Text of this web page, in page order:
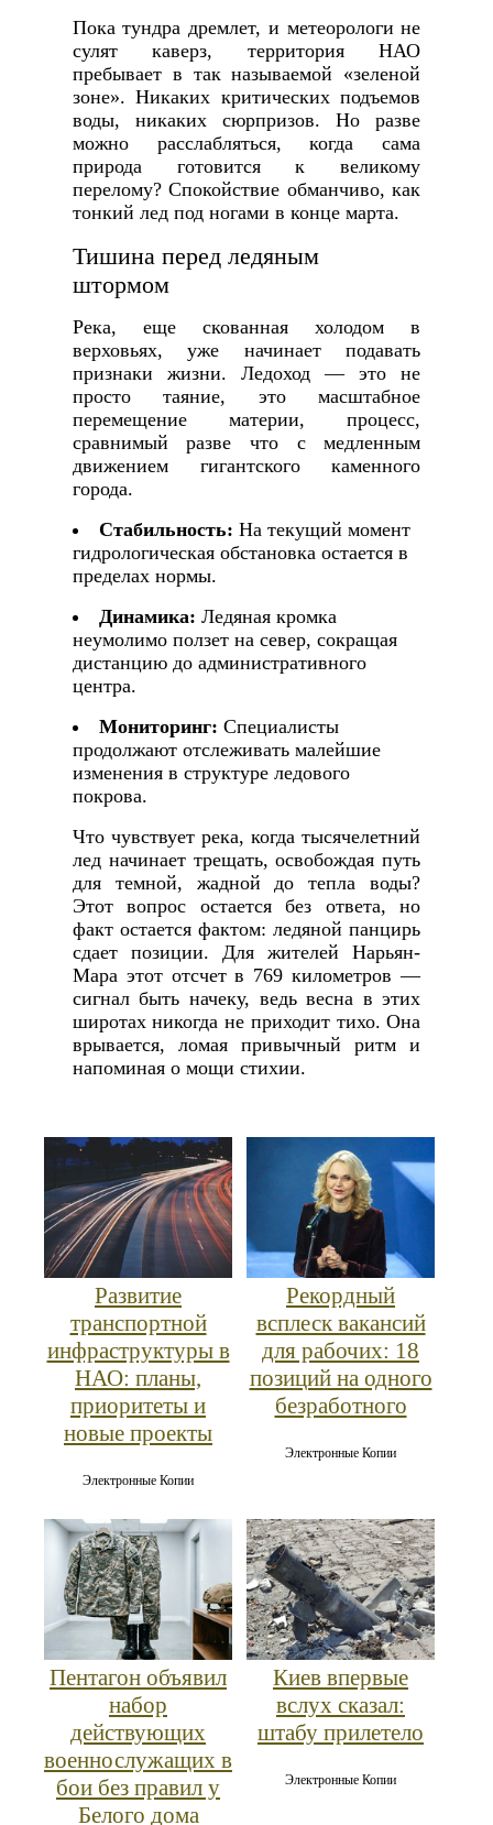
Пока тундра дремлет, и метеорологи не
сулят каверз, территория НАО
пребывает в так называемой «зеленой
зоне». Никаких критических подъемов
воды, никаких сюрпризов. Но разве
можно расслабляться, когда сама
природа готовится к великому
перелому? Спокойствие обманчиво, как
тонкий лед под ногами в конце марта.
Тишина перед ледяным
штормом
Река, еще скованная холодом в
верховьях, уже начинает подавать
признаки жизни. Ледоход — это не
просто таяние, это масштабное
перемещение материи, процесс,
сравнимый разве что с медленным
движением гигантского каменного
города.
Стабильность: На текущий момент
гидрологическая обстановка остается в
пределах нормы.
Динамика: Ледяная кромка
неумолимо ползет на север, сокращая
дистанцию до административного
центра.
Мониторинг: Специалисты
продолжают отслеживать малейшие
изменения в структуре ледового
покрова.
Что чувствует река, когда тысячелетний
лед начинает трещать, освобождая путь
для темной, жадной до тепла воды?
Этот вопрос остается без ответа, но
факт остается фактом: ледяной панцирь
сдает позиции. Для жителей Нарьян-
Мара этот отсчет в 769 километров —
сигнал быть начеку, ведь весна в этих
широтах никогда не приходит тихо. Она
врывается, ломая привычный ритм и
напоминая о мощи стихии.
Развитие
транспортной
инфраструктуры в
НАО: планы,
приоритеты и
новые проекты
Электронные Копии
Рекордный
всплеск вакансий
для рабочих: 18
позиций на одного
безработного
Электронные Копии
Пентагон объявил
набор
действующих
военнослужащих в
бои без правил у
Белого дома
Киев впервые
вслух сказал:
штабу прилетело
Электронные Копии